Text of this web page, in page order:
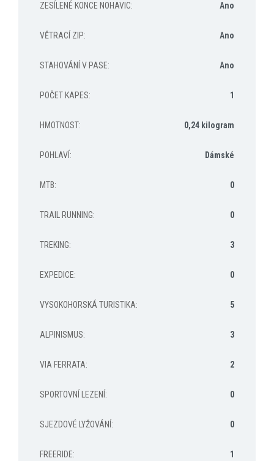
ZESÍLENÉ KONCE NOHAVIC: Ano
VĚTRACÍ ZIP: Ano
STAHOVÁNÍ V PASE: Ano
POČET KAPES: 1
HMOTNOST: 0,24 kilogram
POHLAVÍ : Dámské
MTB: 0
TRAIL RUNNING: 0
TREKING: 3
EXPEDICE: 0
VYSOKOHORSKÁ TURISTIKA: 5
ALPINISMUS: 3
VIA FERRATA: 2
SPORTOVNÍ LEZENÍ : 0
SJEZDOVÉ LYŽOVÁNÍ : 0
FREERIDE: 1